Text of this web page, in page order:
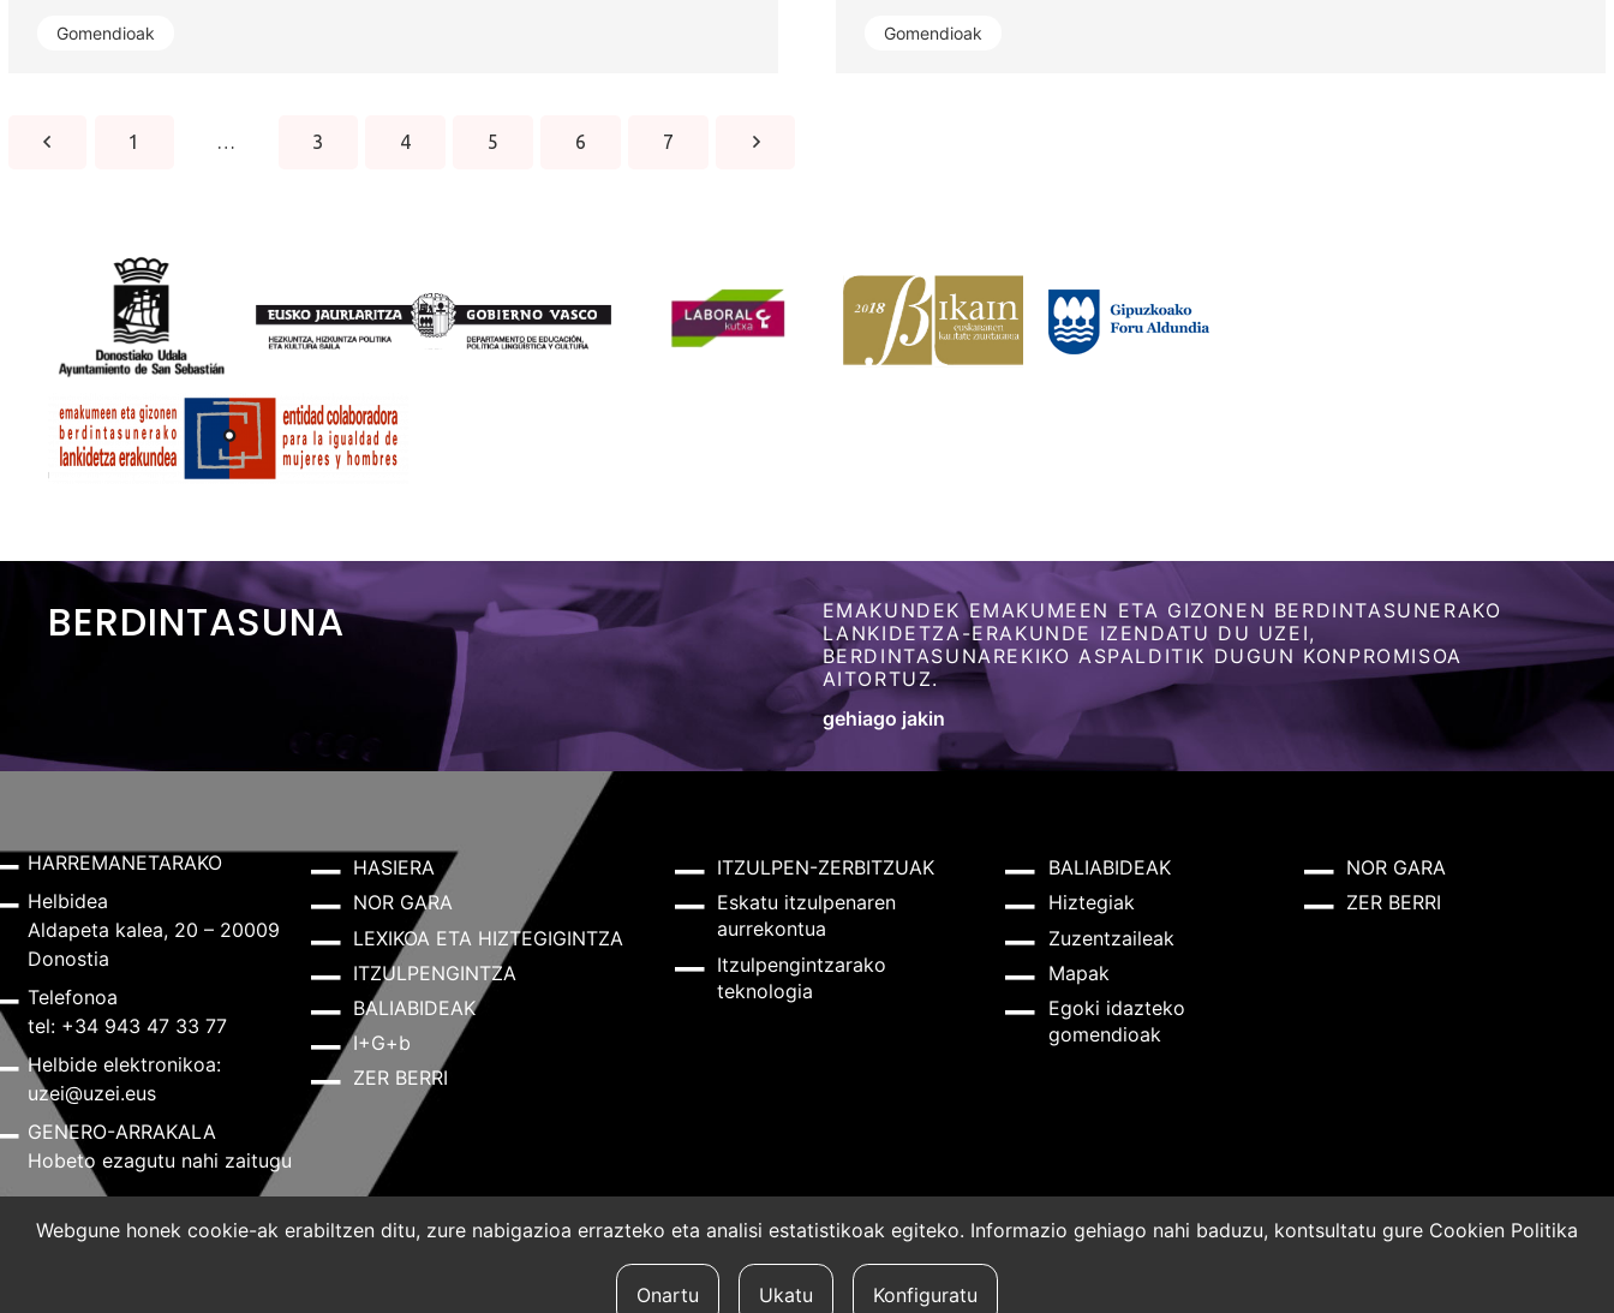
Gomendioak Gomendioak
1 … 3 4 5 6 7
BERDINTASUNA
EMAKUNDEK EMAKUMEEN ETA GIZONEN BERDINTASUNERAKO
LANKIDETZA-ERAKUNDE IZENDATU DU UZEI,
BERDINTASUNAREKIKO ASPALDITIK DUGUN KONPROMISOA
AITORTUZ.
gehiago jakin
HARREMANETARAKO
Helbidea
Aldapeta kalea, 20 – 20009
Donostia
Telefonoa
tel: +34 943 47 33 77
Helbide elektronikoa:
uzei@uzei.eus
GENERO-ARRAKALA
Hobeto ezagutu nahi zaitugu
HASIERA
NOR GARA
LEXIKOA ETA HIZTEGIGINTZA
ITZULPENGINTZA
BALIABIDEAK
I+G+b
ZER BERRI
ITZULPEN-ZERBITZUAK
Eskatu itzulpenaren
aurrekontua
Itzulpengintzarako
teknologia
BALIABIDEAK
Hiztegiak
Zuzentzaileak
Mapak
Egoki idazteko
gomendioak
NOR GARA
ZER BERRI
Lege-oharra Cookie-politika
Webgune honek cookie-ak erabiltzen ditu, zure nabigazioa errazteko eta analisi estatistikoak egiteko. Informazio gehiago nahi baduzu, kontsultatu gure Cookien Politika
Onartu Ukatu Konfiguratu